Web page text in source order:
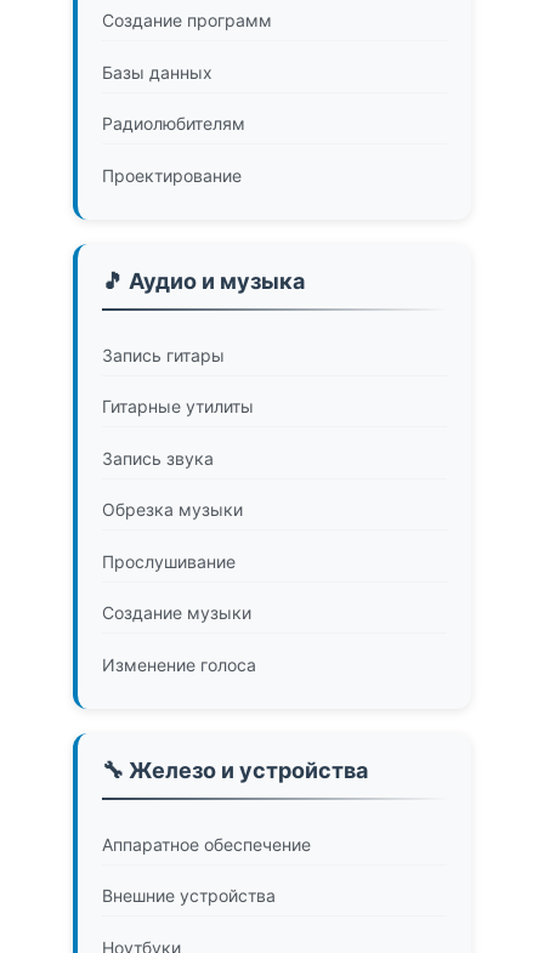
Создание программ
Базы данных
Радиолюбителям
Проектирование
🎵 Аудио и музыка
Запись гитары
Гитарные утилиты
Запись звука
Обрезка музыки
Прослушивание
Создание музыки
Изменение голоса
🔧 Железо и устройства
Аппаратное обеспечение
Внешние устройства
Ноутбуки